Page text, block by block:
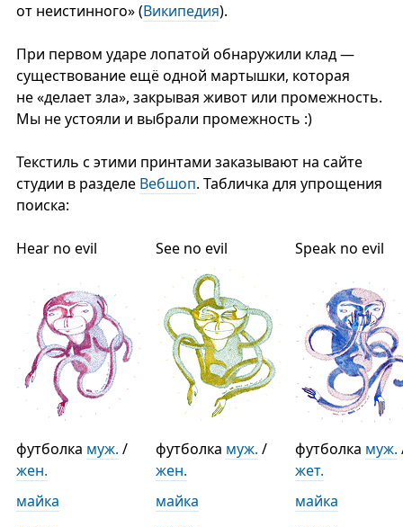
от неистинного» (Википедия).
При первом ударе лопатой обнаружили клад —
существование ещё одной мартышки, которая
не «делает зла», закрывая живот или промежность.
Мы не устояли и выбрали промежность :)
Текстиль с этими принтами заказывают на сайте
студии в разделе Вебшоп. Табличка для упрощения
поиска:
Hear no evil See no evil Speak no evil
футболка муж. /
жен.
футболка муж. /
жен.
футболка муж.
жет.
майка
майка
майка